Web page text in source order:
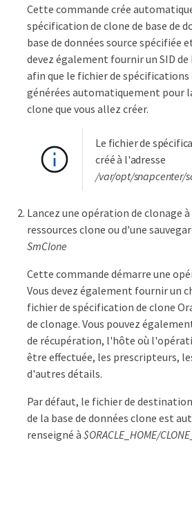
Cette commande crée
spécification de clone de base de
base de données source spécifiée
devez également fournir un SID de
afin que le fichier de spécifications
générées automatiquement pour
clone que vous allez créer.
Le fichier de
créé à l'adresse
/var/opt/snapcenter/
Lancez une opération de clonage
ressources clone ou d'une
SmClone
Cette commande démarre une
Vous devez également fournir un
fichier de spécification de clone
de clonage. Vous pouvez
de récupération, l'hôte où
être effectuée, les prescripteurs,
d'autres détails.
Par défaut, le fichier de
de la base de données clone est
renseigné à $ORACLE_HOME/